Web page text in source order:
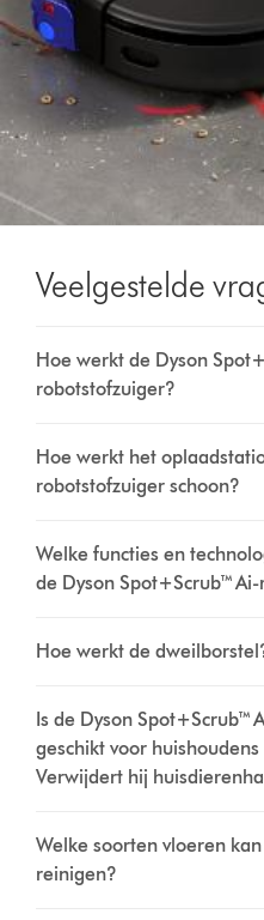
Veelgestelde
Hoe werkt de Dyson
robotstofzuiger?
Hoe werkt het
robotstofzuiger schoon?
Welke functies en
de Dyson Spot+Scrub™
Hoe werkt de
Is de Dyson Spot+Scrub™
geschikt voor
Verwijdert hij
Welke soorten vloeren
reinigen?